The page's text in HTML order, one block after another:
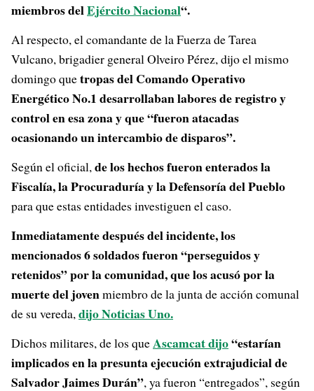
miembros delEjército Nacional“.
Al respecto, el comandante de la Fuerza de Tarea
Vulcano, brigadier general Olveiro Pérez, dijo el mismo
domingo quetropas del Comando Operativo
Energético No.1 desarrollaban labores de registro y
control en esa zona y que “fueron atacadas
ocasionando un intercambio de disparos”.
Según el oficial,de los hechos fueron enterados la
Fiscalía, la Procuraduría y la Defensoría del Pueblo
para que estas entidades investiguen el caso.
Inmediatamente después del incidente, los
mencionados 6 soldados fueron “perseguidos y
retenidos” por la comunidad, que los acusó por la
muerte del jovenmiembro de la junta de acción comunal
de su vereda,dijo Noticias Uno.
Dichos militares, de los queAscamcat dijo“estarían
implicados en la presunta ejecución extrajudicial de
Salvador Jaimes Durán”, ya fueron “entregados”, según